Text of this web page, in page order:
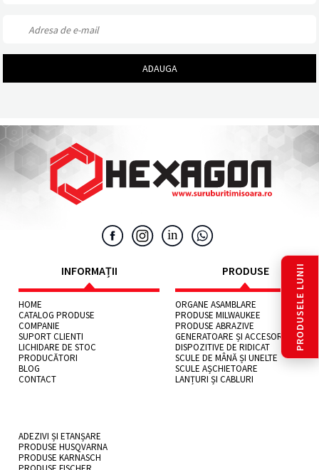
INFORMAȚII
HOME
CATALOG PRODUSE
COMPANIE
SUPORT CLIENTI
LICHIDARE DE STOC
PRODUCĂTORI
BLOG
CONTACT
PRODUSE
ORGANE ASAMBLARE
PRODUSE MILWAUKEE
PRODUSE ABRAZIVE
GENERATOARE ȘI ACCESORII
DISPOZITIVE DE RIDICAT
SCULE DE MÂNĂ ȘI UNELTE
SCULE AȘCHIETOARE
LANȚURI ȘI CABLURI
ADEZIVI ȘI ETANȘARE
PRODUSE HUSQVARNA
PRODUSE KARNASCH
PRODUSELE LUNII